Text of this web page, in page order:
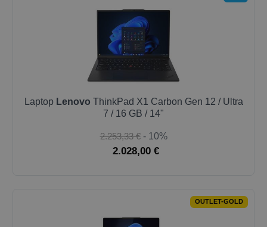
Laptop Lenovo ThinkPad X1 Carbon Gen 12 / Ultra
7 / 16 GB / 14"
2.253,33 € - 10%
2.028,00 €
OUTLET-GOLD